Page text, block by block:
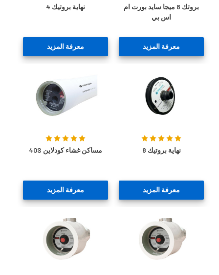
بروتك 8 ميجا سايد بورت ام
اس بي
معرفة المزيد
نهاية بروتيك 4
معرفة المزيد
نهاية بروتيك 8
معرفة المزيد
مساكن غشاء كودلاين 40S
معرفة المزيد